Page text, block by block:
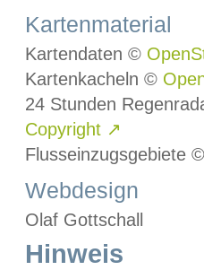
Kartenmaterial
Kartendaten ©
Kartenkacheln ©
24 Stunden
Copyright ↗
Flusseinzugsgebiete
Webdesign
Olaf Gottschall
Hinweis